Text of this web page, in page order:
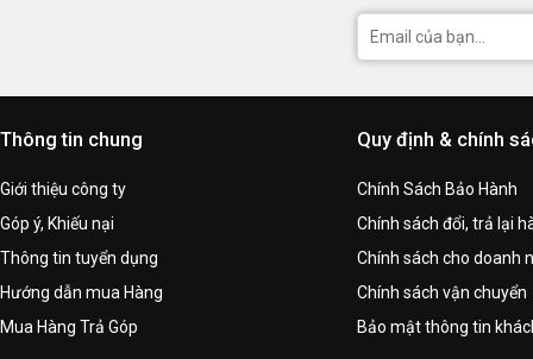
Thông tin chung
Giới thiệu công ty
Góp ý, Khiếu nại
Thông tin tuyển dụng
Hướng dẫn mua Hàng
Mua Hàng Trả Góp
Quy định & chính
Chính Sách Bảo Hành
Chính sách đổi, trả lại
Chính sách cho doanh
Chính sách vận chuyển
Bảo mật thông tin